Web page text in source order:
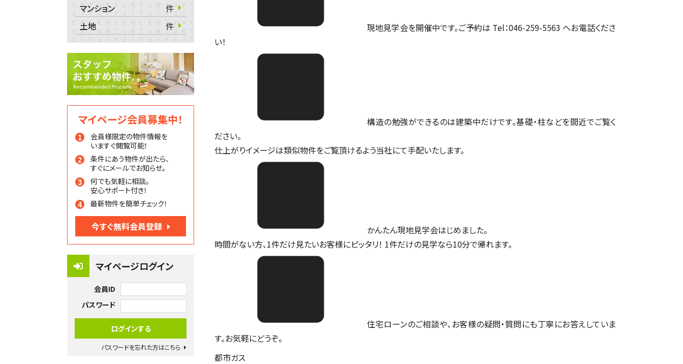
マンション
件
土地
件
マイページ会員募集中！
会員様限定の物件情報を
いますぐ閲覧可能！
条件にあう物件が出たら、
すぐにメールでお知らせ。
何でも気軽に相談。
安心サポート付き！
最新物件を簡単チェック！
今すぐ無料会員登録
マイページログイン
会員ID
パスワード
パスワードを忘れた方はこちら
現地見学会を開催中です。ご予約は Tel：046-259-5563 へお電話くださ
い！
構造の勉強ができるのは建築中だけです。基礎・柱などを間近でご覧く
ださい。
仕上がりイメージは類似物件をご覧頂けるよう当社にて手配いたします。
かんたん現地見学会はじめました。
時間がない方、1件だけ見たいお客様にピッタリ！ 1件だけの見学なら10分で帰れます。
住宅ローンのご相談や、お客様の疑問・質問にも丁寧にお答えしていま
す。お気軽にどうぞ。
都市ガス